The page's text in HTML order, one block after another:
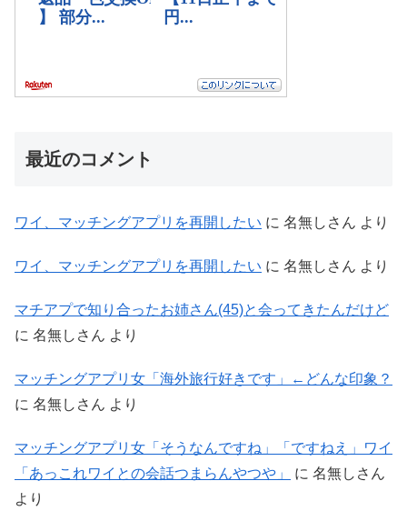
最近のコメント
ワイ、マッチングアプリを再開したい に 名無しさん より
ワイ、マッチングアプリを再開したい に 名無しさん より
マチアプで知り合ったお姉さん(45)と会ってきたんだけど
に 名無しさん より
マッチングアプリ女「海外旅行好きです」←どんな印象？
に 名無しさん より
マッチングアプリ女「そうなんですね」「ですねえ」ワイ
「あっこれワイとの会話つまらんやつや」
に 名無しさん
より